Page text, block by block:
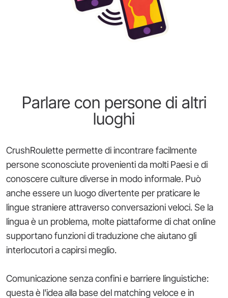
Parlare con persone di altri
luoghi
CrushRoulette permette di incontrare facilmente
persone sconosciute provenienti da molti Paesi e di
conoscere culture diverse in modo informale. Può
anche essere un luogo divertente per praticare le
lingue straniere attraverso conversazioni veloci. Se la
lingua è un problema, molte piattaforme di chat online
supportano funzioni di traduzione che aiutano gli
interlocutori a capirsi meglio.
Comunicazione senza confini e barriere linguistiche:
questa è l'idea alla base del matching veloce e in